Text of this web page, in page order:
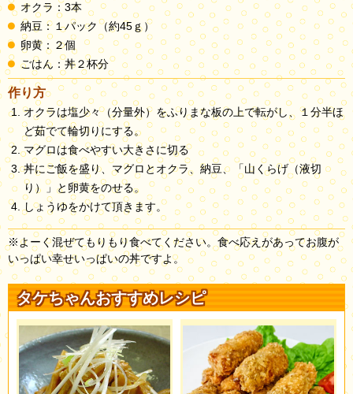
オクラ：3本
納豆：１パック（約45ｇ）
卵黄：２個
ごはん：丼２杯分
作り方
オクラは塩少々（分量外）をふりまな板の上で転がし、１分半ほ
ど茹でて輪切りにする。
マグロは食べやすい大きさに切る
丼にご飯を盛り、マグロとオクラ、納豆、「山くらげ（液切
り）」と卵黄をのせる。
しょうゆをかけて頂きます。
※よーく混ぜてもりもり食べてください。食べ応えがあってお腹が
いっぱい幸せいっぱいの丼ですよ。
タケちゃんおすすめレシピ